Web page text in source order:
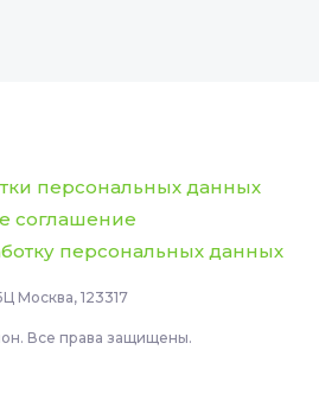
персональных данных
соглашение
персональных данных
Москва, 123317
Все права защищены.